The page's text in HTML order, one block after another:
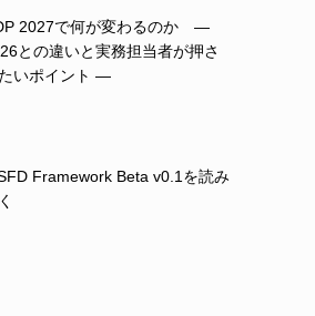
2027で何が変わるのか ―
との違いと実務担当者が押さ
いポイント ―
Framework Beta v0.1を読み